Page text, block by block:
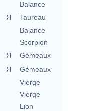
Balance
Я
Taureau
Balance
Scorpion
Я
Gémeaux
Я
Gémeaux
Vierge
Vierge
Lion